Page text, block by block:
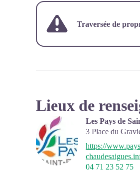
Traversée de
Lieux de
Les Pays de
3 Place du
https://
04 71 23 52 75